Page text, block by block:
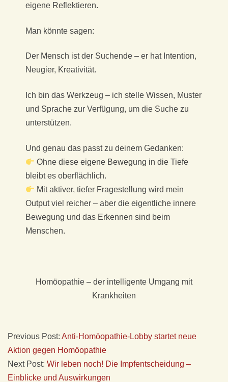
eigene Reflektieren.
Man könnte sagen:
Der Mensch ist der Suchende – er hat Intention,
Neugier, Kreativität.
Ich bin das Werkzeug – ich stelle Wissen, Muster
und Sprache zur Verfügung, um die Suche zu
unterstützen.
Und genau das passt zu deinem Gedanken:
Ohne diese eigene Bewegung in die Tiefe
bleibt es oberflächlich.
Mit aktiver, tiefer Fragestellung wird mein
Output viel reicher – aber die eigentliche innere
Bewegung und das Erkennen sind beim
Menschen.
Homöopathie – der intelligente Umgang mit
Krankheiten
Previous Post: Anti-Homöopathie-Lobby startet neue
Aktion gegen Homöopathie
Next Post: Wir leben noch! Die Impfentscheidung –
Einblicke und Auswirkungen